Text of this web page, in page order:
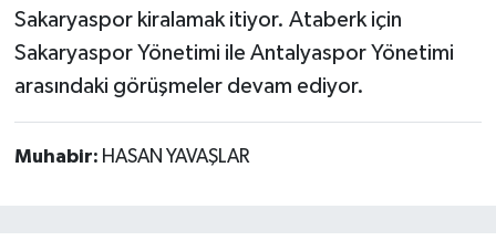
Sakaryaspor kiralamak itiyor. Ataberk için
Sakaryaspor Yönetimi ile Antalyaspor Yönetimi
arasındaki görüşmeler devam ediyor.
Muhabir: HASAN YAVAŞLAR